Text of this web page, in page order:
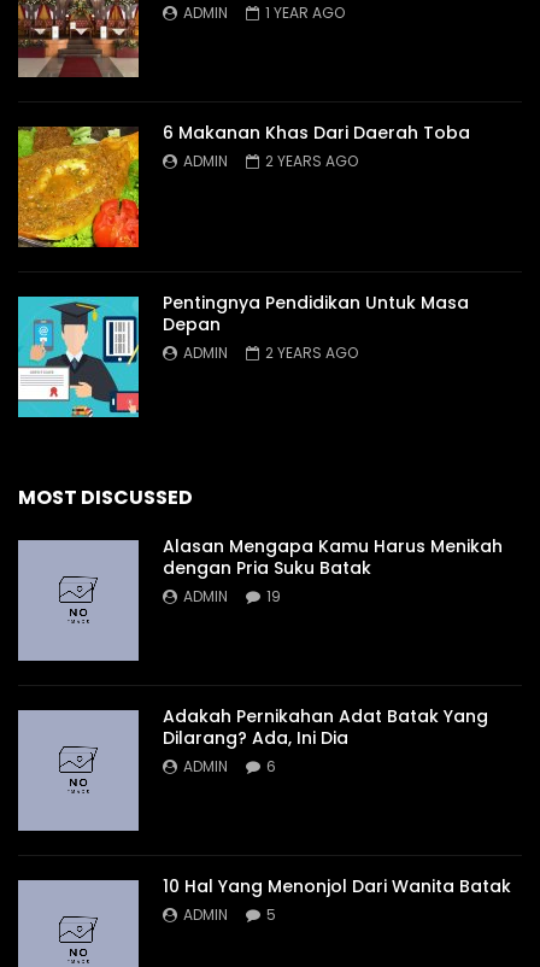
ADMIN 1 YEAR AGO
6 Makanan Khas Dari Daerah Toba
ADMIN 2 YEARS AGO
Pentingnya Pendidikan Untuk Masa
Depan
ADMIN 2 YEARS AGO
MOST DISCUSSED
Alasan Mengapa Kamu Harus Menikah
dengan Pria Suku Batak
ADMIN 19
Adakah Pernikahan Adat Batak Yang
Dilarang? Ada, Ini Dia
ADMIN 6
10 Hal Yang Menonjol Dari Wanita Batak
ADMIN 5